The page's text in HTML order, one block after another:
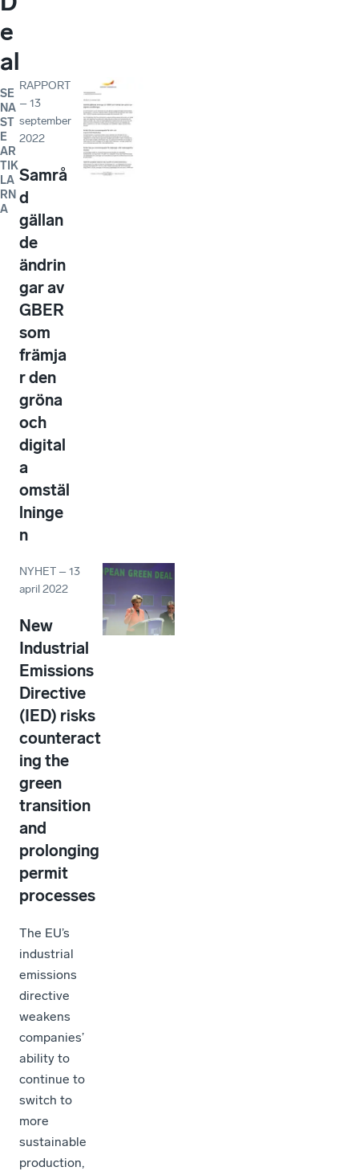
e
al
SE
NA
ST
E
AR
TIK
LA
RN
A
RAPPORT
–13
september
2022
Samrå
d
gällan
de
ändrin
gar av
GBER
som
främja
r den
gröna
och
digital
a
omstäl
lninge
n
NYHET –13
april 2022
New
Industrial
Emissions
Directive
(IED) risks
counteract
ing the
green
transition
and
prolonging
permit
processes
The EU’s
industrial
emissions
directive
weakens
companies’
ability to
continue to
switch to
more
sustainable
production,